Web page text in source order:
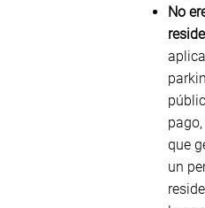
No
que
un